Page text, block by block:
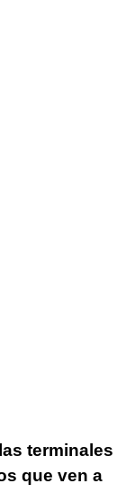
terminales
que ven a